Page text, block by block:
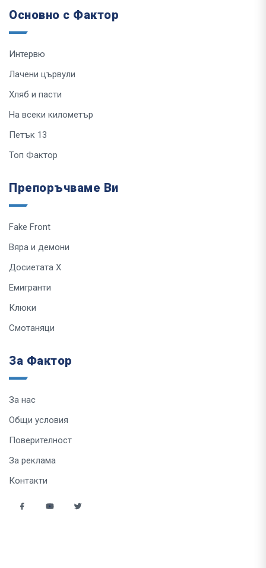
Основно с Фактор
Интервю
Лачени цървули
Хляб и пасти
На всеки километър
Петък 13
Топ Фактор
Препоръчваме Ви
Fake Front
Вяра и демони
Досиетата Х
Емигранти
Клюки
Смотаняци
За Фактор
За нас
Общи условия
Поверителност
За реклама
Контакти